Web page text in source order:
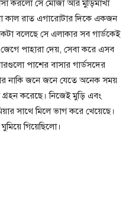
করলো সে মোজা আর মুড়িমাখা
কাল রাত এগারোটার দিকে একজন
বলেছে সে এলাকার সব গার্ডকেই
পাহারা দেয়, সেবা করে এসব
পাশের বাসার গার্ডসদের
নাকি জনে জনে যেতে অনেক সময়
করেছে। নিজেই মুড়ি এবং
সাথে মিলে ভাগ করে খেয়েছে।
গিয়েছিলো।